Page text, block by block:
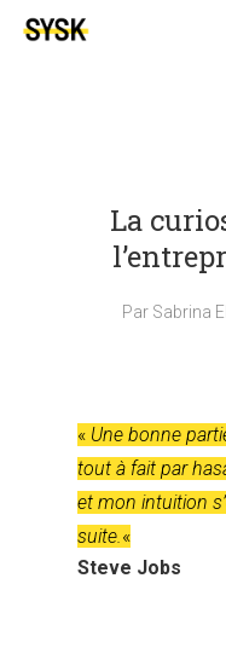
La
Par Sabrina
« Une bonne
tout à fait par
et mon intuition
suite.«
Steve Jobs